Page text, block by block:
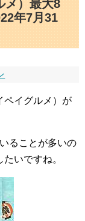
メ）最大8
年7月31
ペイグルメ）が
ることが多いの
いですね。